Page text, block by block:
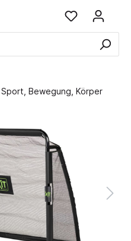
Sport, Bewegung, Körper